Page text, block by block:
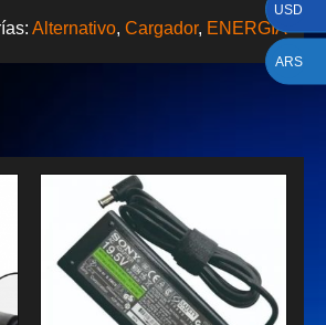
Alternativo, Cargador, ENERGIA
USD
ARS